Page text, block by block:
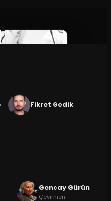
Fikret Gedik
Gencay Gürün
Çevirmen